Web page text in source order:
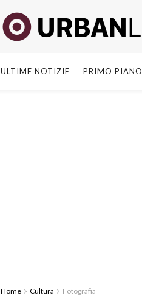
ULTIME NOTIZIE PRIMO PIANO
Home Cultura Fotografia